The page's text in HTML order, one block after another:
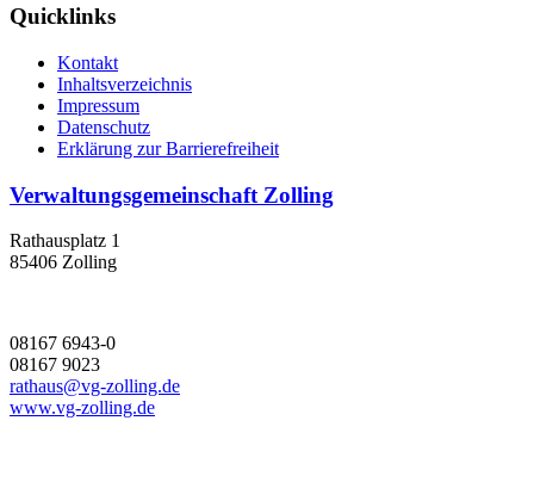
Quicklinks
Kontakt
Inhaltsverzeichnis
Impressum
Datenschutz
Erklärung zur Barrierefreiheit
Verwaltungsgemeinschaft Zolling
Rathausplatz 1
85406 Zolling
08167 6943-0
08167 9023
rathaus@vg-zolling.de
www.vg-zolling.de